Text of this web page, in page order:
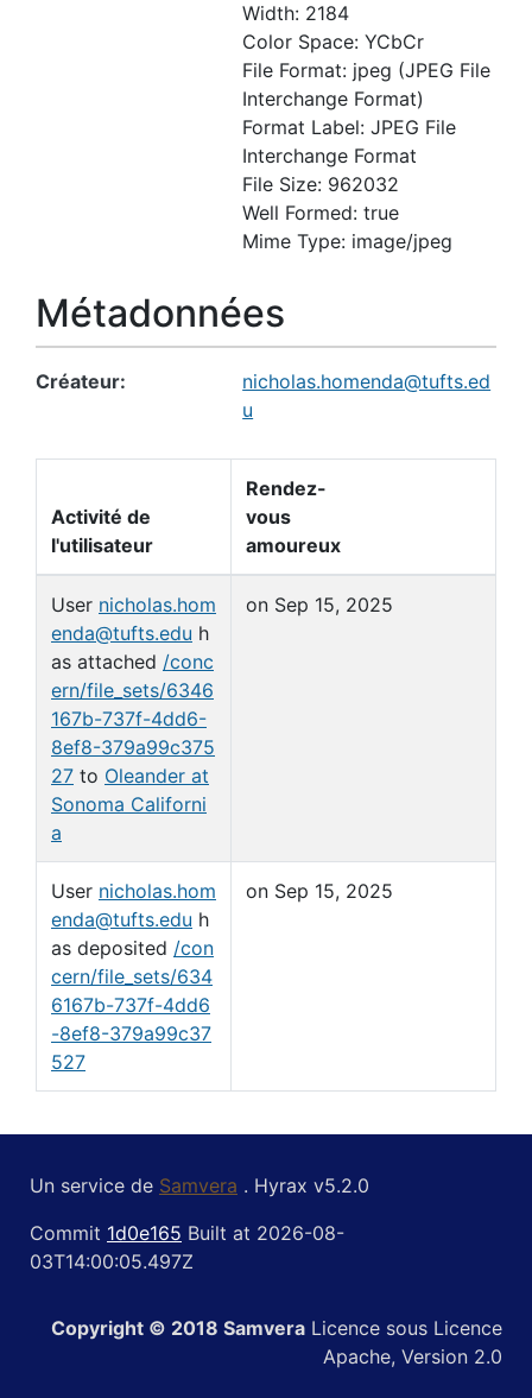
Width: 2184
Color Space: YCbCr
File Format: jpeg (JPEG File
Interchange Format)
Format Label: JPEG File
Interchange Format
File Size: 962032
Well Formed: true
Mime Type: image/jpeg
Métadonnées
Créateur
nicholas.homenda@tufts.ed
u
Activité de
l'utilisateur
Rendez-
vous
amoureux
User nicholas.hom
enda@tufts.edu h
as attached /conc
ern/file_sets/6346
167b-737f-4dd6-
8ef8-379a99c375
27 to Oleander at
Sonoma Californi
a
on Sep 15, 2025
User nicholas.hom
enda@tufts.edu h
as deposited /con
cern/file_sets/634
6167b-737f-4dd6
-8ef8-379a99c37
527
on Sep 15, 2025
Un service de Samvera . Hyrax v5.2.0
Commit 1d0e165 Built at 2026-08-
03T14:00:05.497Z
Copyright © 2018 Samvera Licence sous Licence
Apache, Version 2.0